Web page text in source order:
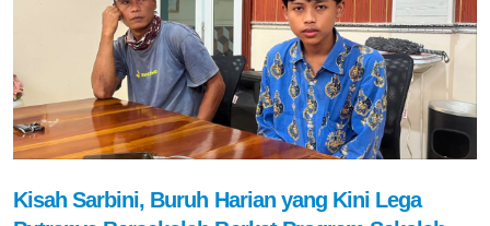
Kisah Sarbini, Buruh Harian yang Kini Lega